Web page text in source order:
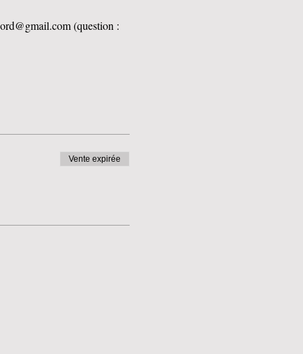
(question :
Vente expirée